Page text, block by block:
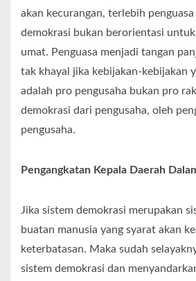
akan kecurangan, terlebih
demokrasi bukan berorientasi
umat. Penguasa menjadi tangan
tak khayal jika kebijakan-kebijakan
adalah pro pengusaha bukan pro
demokrasi dari pengusaha, oleh
pengusaha.
Pengangkatan Kepala Daerah
Jika sistem demokrasi merupakan
buatan manusia yang syarat akan
keterbatasan. Maka sudah
sistem demokrasi dan